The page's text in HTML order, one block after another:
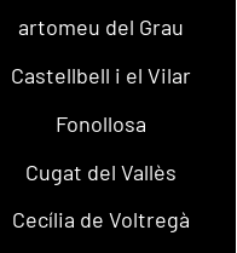
artomeu del Grau
Castellbell i el Vilar
Fonollosa
Cugat del Vallès
Cecília de Voltregà